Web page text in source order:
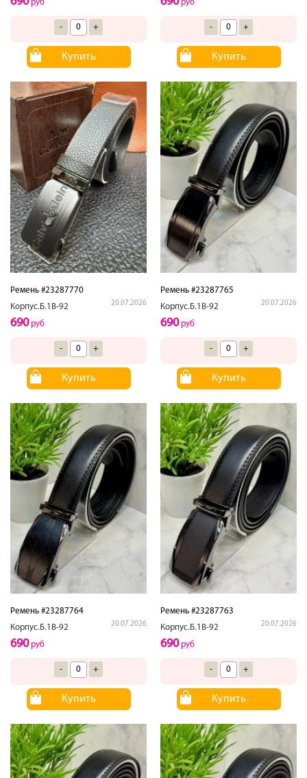
руб
- +
Купить
руб
- +
Купить
Ремень #23287770
Корпус.Б.1В-92
20.07.2026
690руб
- +
Купить
Ремень #23287765
Корпус.Б.1В-92
20.07.2026
690руб
- +
Купить
Ремень #23287764
Корпус.Б.1В-92
20.07.2026
690руб
- +
Купить
Ремень #23287763
Корпус.Б.1В-92
20.07.2026
690руб
- +
Купить